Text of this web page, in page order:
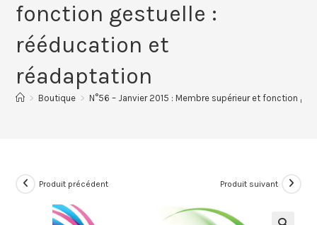
fonction gestuelle :
rééducation et
réadaptation
> Boutique > N°56 – Janvier 2015 : Membre supérieur et fonction
Produit précédent Produit suivant